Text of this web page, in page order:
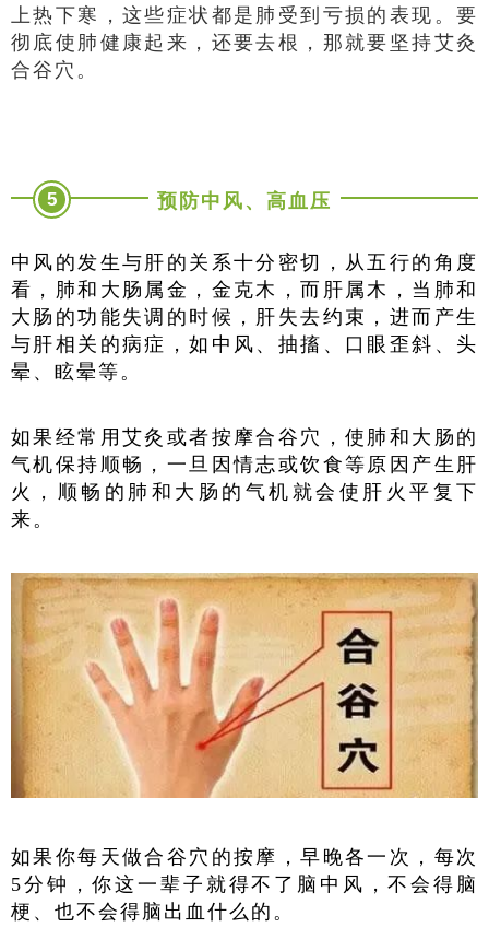
上热下寒，这些症状都是肺受到亏损的表现。要
彻底使肺健康起来，还要去根，那就要坚持艾灸
合谷穴。
5 预防中风、高血压
中风的发生与肝的关系十分密切，从五行的角度
看，肺和大肠属金，金克木，而肝属木，当肺和
大肠的功能失调的时候，肝失去约束，进而产生
与肝相关的病症，如中风、抽搐、口眼歪斜、头
晕、眩晕等。
如果经常用艾灸或者按摩合谷穴，使肺和大肠的
气机保持顺畅，一旦因情志或饮食等原因产生肝
火，顺畅的肺和大肠的气机就会使肝火平复下
来。
如果你每天做合谷穴的按摩，早晚各一次，每次
5分钟，你这一辈子就得不了脑中风，不会得脑
梗、也不会得脑出血什么的。